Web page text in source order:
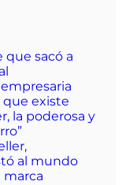
que sacó a
que existe
la poderosa y
al mundo
marca